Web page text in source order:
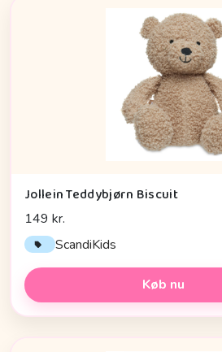
Jollein Teddybjørn Biscuit
149 kr.
ScandiKids
Køb nu